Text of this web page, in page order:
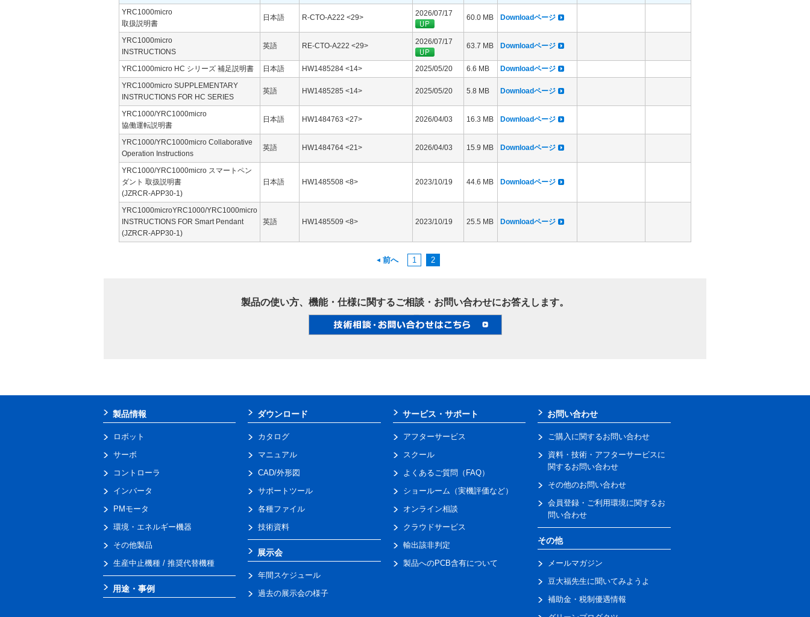
YRC1000micro
取扱説明書
日本語 R-CTO-A222 <29> 2026/07/17 60.0 MB Downloadページ
YRC1000micro
INSTRUCTIONS
英語 RE-CTO-A222 <29> 2026/07/17 63.7 MB Downloadページ
YRC1000micro HC シリーズ 補足説明書 日本語 HW1485284 <14> 2025/05/20 6.6 MB
Downloadページ
YRC1000micro SUPPLEMENTARY
INSTRUCTIONS FOR HC SERIES
英語 HW1485285 <14> 2025/05/20 5.8 MB Downloadページ
YRC1000/YRC1000micro
協働運転説明書
日本語 HW1484763 <27> 2026/04/03 16.3 MB Downloadページ
YRC1000/YRC1000micro Collaborative
Operation Instructions
英語 HW1484764 <21> 2026/04/03 15.9 MB Downloadページ
YRC1000/YRC1000micro スマートペン
ダント 取扱説明書
(JZRCR-APP30-1)
日本語 HW1485508 <8> 2023/10/19 44.6 MB Downloadページ
YRC1000microYRC1000/YRC1000micro
INSTRUCTIONS FOR Smart Pendant
(JZRCR-APP30-1)
英語 HW1485509 <8> 2023/10/19 25.5 MB Downloadページ
前へ 1 2
製品の使い方、機能・仕様に関するご相談・お問い合わせにお答えします。
製品情報
ロボット
サーボ
コントローラ
インバータ
PMモータ
環境・エネルギー機器
その他製品
生産中止機種 / 推奨代替機種
用途・事例
ダウンロード
カタログ
マニュアル
CAD/外形図
サポートツール
各種ファイル
技術資料
展示会
年間スケジュール
過去の展示会の様子
サービス・サポート
アフターサービス
スクール
よくあるご質問（FAQ）
ショールーム（実機評価など）
オンライン相談
クラウドサービス
輸出該非判定
製品へのPCB含有について
お問い合わせ
ご購入に関するお問い合わせ
資料・技術・アフターサービスに
関するお問い合わせ
その他のお問い合わせ
会員登録・ご利用環境に関するお
問い合わせ
その他
メールマガジン
豆大福先生に聞いてみようよ
補助金・税制優遇情報